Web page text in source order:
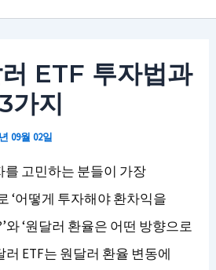
ETF 투자법과
가지
09월 02일
를 고민하는 분들이 가장
‘어떻게 투자해야 환차익을
와 ‘원달러 환율은 어떤 방향으로
러 ETF는 원달러 환율 변동에